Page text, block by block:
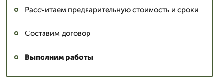
Рассчитаем предварительную стоимость и сроки
Составим договор
Выполним работы